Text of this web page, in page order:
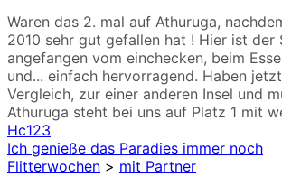
Waren das 2. mal auf Athuruga,
2010 sehr gut gefallen hat ! Hier ist der
angefangen vom einchecken, beim
und... einfach hervorragend. Haben
Vergleich, zur einer anderen Insel und
Athuruga steht bei uns auf Platz 1 mit
Hc123
Ich genieße das Paradies immer noch
Flitterwochen > mit Partner